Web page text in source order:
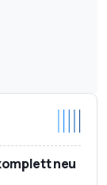
neu